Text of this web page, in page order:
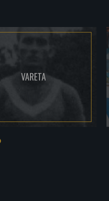
VARETA